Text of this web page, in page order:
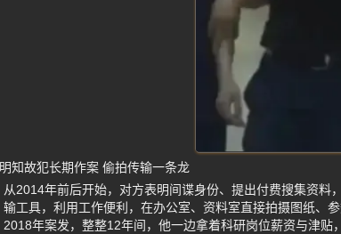
明知故犯长期作案 偷拍传输一条龙
从2014年前后开始，对方表明间谍身份、提出付费搜集资
输工具，利用工作便利，在办公室、资料室直接拍摄图纸、
2018年案发，整整12年间，他一边拿着科研岗位薪资与津